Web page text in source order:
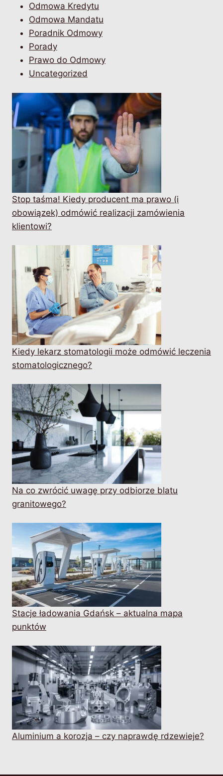
Odmowa Kredytu
Odmowa Mandatu
Poradnik Odmowy
Porady
Prawo do Odmowy
Uncategorized
Stop taśma! Kiedy producent ma prawo (i
obowiązek) odmówić realizacji zamówienia
klientowi?
Kiedy lekarz stomatologii może odmówić leczenia
stomatologicznego?
Na co zwrócić uwagę przy odbiorze blatu
granitowego?
Stacje ładowania Gdańsk – aktualna mapa
punktów
Aluminium a korozja – czy naprawdę rdzewieje?